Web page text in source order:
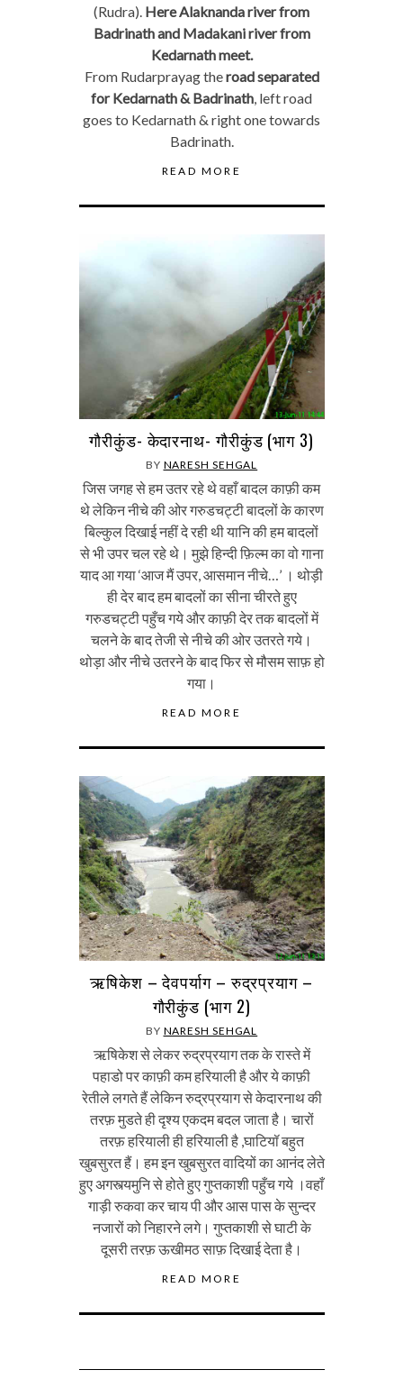
(Rudra). Here Alaknanda river from
Badrinath and Madakani river from
Kedarnath meet.
From Rudarprayag theroad separated
for Kedarnath & Badrinath, left road
goes to Kedarnath & right one towards
Badrinath.
READ MORE
गौरीकुंड- केदारनाथ- गौरीकुंड (भाग 3)
BY NARESH SEHGAL
जिस जगह से हम उतर रहे थे वहाँ बादल काफ़ी कम
थे लेकिन नीचे की ओर गरुडचट्टी बादलों के कारण
बिल्कुल दिखाई नहीं दे रही थी यानि की हम बादलों
से भी उपर चल रहे थे। मुझे हिन्दी फ़िल्म का वो गाना
याद आ गया ‘आज मैं उपर, आसमान नीचे…’ । थोड़ी
ही देर बाद हम बादलों का सीना चीरते हुए
गरुडचट्टी पहुँच गये और काफ़ी देर तक बादलों में
चलने के बाद तेजी से नीचे की ओर उतरते गये।
थोड़ा और नीचे उतरने के बाद फिर से मौसम साफ़ हो
गया।
READ MORE
ऋषिकेश – देवपर्याग – रुद्रप्रयाग –
गौरीकुंड (भाग 2)
BY NARESH SEHGAL
ऋषिकेश से लेकर रुद्रप्रयाग तक के रास्ते में
पहाडो पर काफ़ी कम हरियाली है और ये काफ़ी
रेतीले लगते हैं लेकिन रुद्रप्रयाग से केदारनाथ की
तरफ़ मुडते ही दृश्य एकदम बदल जाता है। चारों
तरफ़ हरियाली ही हरियाली है ,घाटियॉ बहुत
खुबसुरत हैं। हम इन खुबसुरत वादियों का आनंद लेते
हुए अगस्त्यमुनि से होते हुए गुप्‍तकाशी पहुँच गये ।वहाँ
गाड़ी रुकवा कर चाय पी और आस पास के सुन्दर
नजारों को निहारने लगे। गुप्‍तकाशी से घाटी के
दूसरी तरफ़ ऊखीमठ साफ़ दिखाई देता है।
READ MORE